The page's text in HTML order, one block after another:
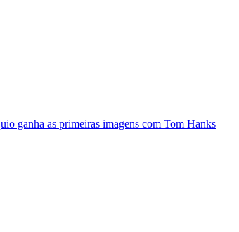
ganha as primeiras imagens com Tom Hanks